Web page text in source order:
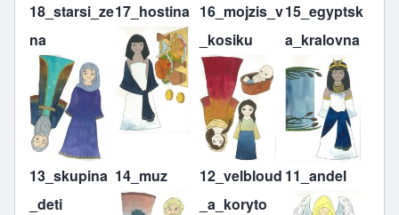
18_starsi_ze
na
17_hostina 16_mojzis_v
_kosiku
15_egyptsk
a_kralovna
13_skupina
_deti
14_muz
12_velbloud
_a_koryto
11_andel